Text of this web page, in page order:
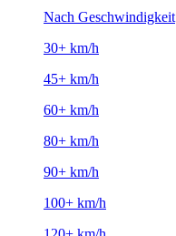
Nach Geschwindigkeit
30+ km/h
45+ km/h
60+ km/h
80+ km/h
90+ km/h
100+ km/h